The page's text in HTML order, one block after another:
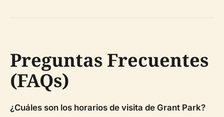
Preguntas Frecuentes
(FAQs)
¿Cuáles son los horarios de visita de Grant Park?